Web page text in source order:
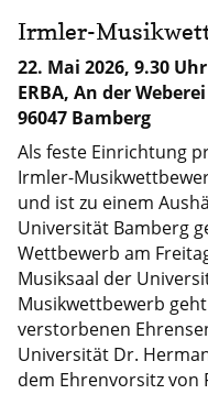
Irmler-
22. Mai 2026, 9.30 Uhr
ERBA, An der
96047 Bamberg
Als feste Einrichtung
Irmler-
und ist zu einem
Universität Bamberg
Wettbewerb am
Musiksaal der
Musikwettbewerb
verstorbenen
Universität Dr.
dem Ehrenvorsitz von